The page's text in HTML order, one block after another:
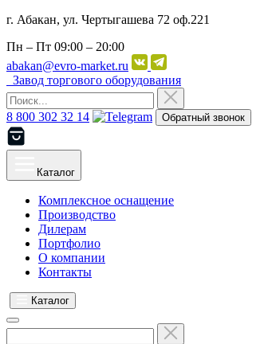
г. Абакан, ул. Чертыгашева 72 оф.221
Пн – Пт 09:00 – 20:00
abakan@evro-market.ru
Завод торгового оборудования
8 800 302 32 14 Обратный звонок
Каталог
Комплексное оснащение
Производство
Дилерам
Портфолио
О компании
Контакты
Каталог